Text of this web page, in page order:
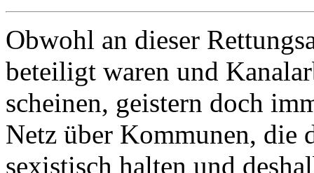
Obwohl an dieser
beteiligt waren und
scheinen, geistern doch
Netz über Kommunen, die
sexistisch halten und